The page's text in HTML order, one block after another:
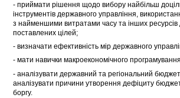
- приймати рішення щодо вибору найбільш
інструментів державного управління,
з найменшими витратами часу та інших ресурсів
поставлених цілей;
- визначати ефективність мір державного
- мати навички макроекономічного
- аналізувати державний та регіональний
аналізувати причини утворення дефіциту
боргу.